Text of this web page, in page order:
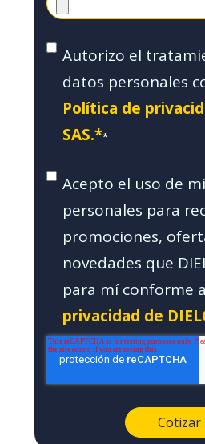
Autorizo el
datos personales
Política de
SAS.**
Acepto el uso de
personales para
promociones,
novedades que
para mí conforme
privacidad de